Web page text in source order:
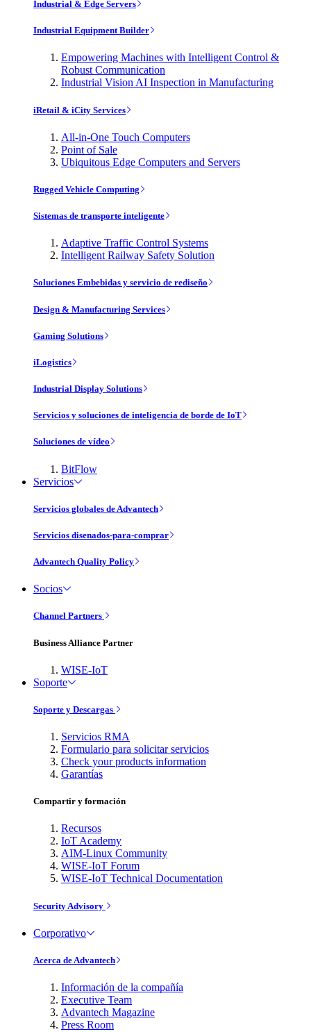
Industrial & Edge Servers
Industrial Equipment Builder
Empowering Machines with Intelligent Control &
Robust Communication
Industrial Vision AI Inspection in Manufacturing
iRetail & iCity Services
All-in-One Touch Computers
Point of Sale
Ubiquitous Edge Computers and Servers
Rugged Vehicle Computing
Sistemas de transporte inteligente
Adaptive Traffic Control Systems
Intelligent Railway Safety Solution
Soluciones Embebidas y servicio de rediseño
Design & Manufacturing Services
Gaming Solutions
iLogistics
Industrial Display Solutions
Servicios y soluciones de inteligencia de borde de IoT
Soluciones de vídeo
BitFlow
Servicios
Servicios globales de Advantech
Servicios disenados-para-comprar
Advantech Quality Policy
Socios
Channel Partners
Business Alliance Partner
WISE-IoT
Soporte
Soporte y Descargas
Servicios RMA
Formulario para solicitar servicios
Check your products information
Garantías
Compartir y formación
Recursos
IoT Academy
AIM-Linux Community
WISE-IoT Forum
WISE-IoT Technical Documentation
Security Advisory
Corporativo
Acerca de Advantech
Información de la compañía
Executive Team
Advantech Magazine
Press Room